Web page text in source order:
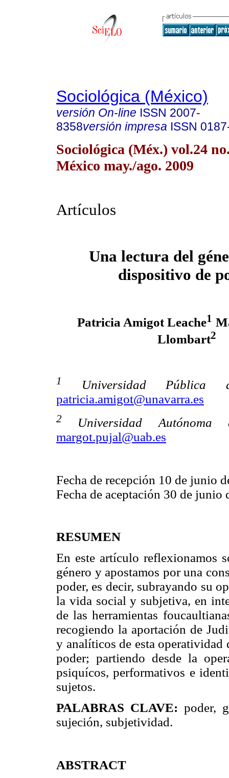
Sociológica (México)
versión On-line ISSN 2007-
8358versión impresa ISSN
Sociológica (Méx.) vol.24
México may./ago. 2009
Artículos
Una lectura del
dispositivo de
Patricia Amigot Leache1
Llombart2
1
Universidad Pública
patricia.amigot@unavarra.es
2
Universidad Autónoma
margot.pujal@uab.es
Fecha de recepción 10 de junio
Fecha de aceptación 30 de junio
RESUMEN
En este artículo reflexionamos
género y apostamos por una
poder, es decir, subrayando su
la vida social y subjetiva, en
de las herramientas
recogiendo la aportación de
y analíticos de esta
poder; partiendo desde la
psiquícos, performativos e
sujetos.
PALABRAS CLAVE: poder,
sujeción, subjetividad.
ABSTRACT